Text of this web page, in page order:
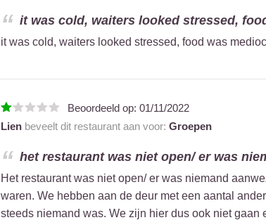
it was cold, waiters looked stressed,
it was cold, waiters looked stressed, food was
Beoordeeld op: 01/11/2022
Lienbeveelt dit restaurant aan voor: Groepen
het restaurant was niet open/ er was
Het restaurant was niet open/ er was niemand
waren. We hebben aan de deur met een aantal
steeds niemand was. We zijn hier dus ook niet gaan